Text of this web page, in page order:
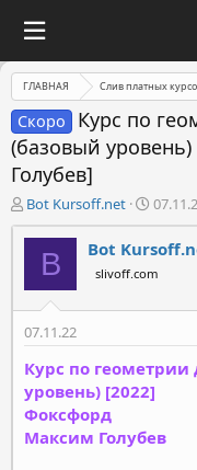
ГЛАВНАЯ Слив платных
Скоро
Курс по
(базовый
Голубев]
А
в
т
м
ы
Bot Kursoff.net
Д
а
т
а
н
а
а
B Bot
slivoff.com
07.11.22
Курс по геометрии
уровень) [2022]
Фоксфорд
Максим Голубев